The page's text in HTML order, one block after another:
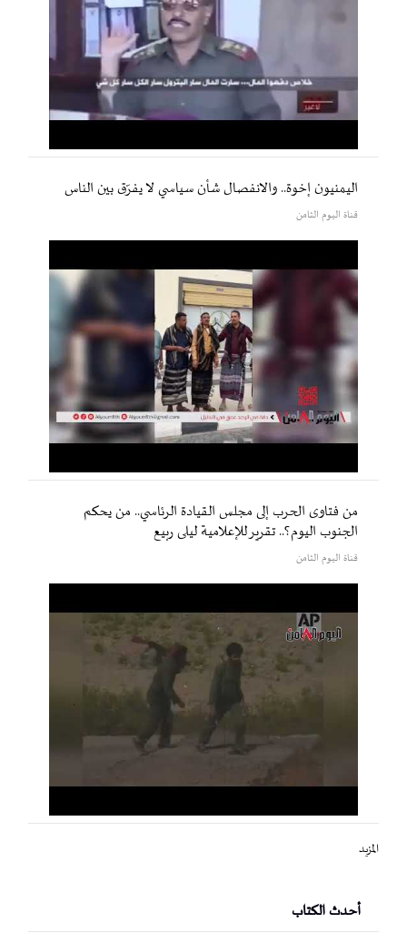
اليمنيون إخوة.. والانفصال شأن سياسي لا يفرّق بين الناس
قناة اليوم الثامن
من فتاوى الحرب إلى مجلس القيادة الرئاسي.. من يحكم
الجنوب اليوم؟.. تقرير للإعلامية ليلى ربيع
قناة اليوم الثامن
المزيد
أحدث الكتاب